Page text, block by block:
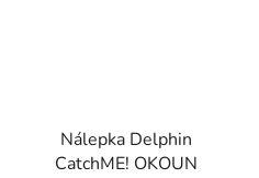
Nálepka Delphin
CatchME! OKOUN